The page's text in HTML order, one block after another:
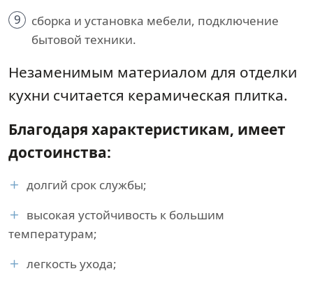
9
сборка и установка мебели, подключение
бытовой техники.
Незаменимым материалом для отделки
кухни считается керамическая плитка.
Благодаря характеристикам, имеет
достоинства:
долгий срок службы;
высокая устойчивость к большим
температурам;
легкость ухода;